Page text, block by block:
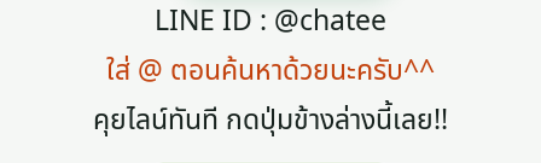
LINE ID : @chatee
ใส่ @ ตอนค้นหาด้วยนะครับ^^
คุยไลน์ทันที กดปุ่มข้างล่างนี้เลย!!